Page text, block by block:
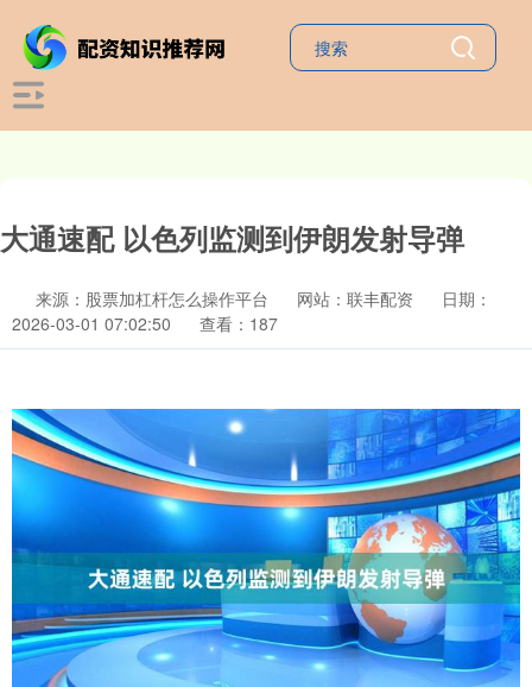
大通速配 以色列监测到伊朗发射导弹
来源：股票加杠杆怎么操作平台 网站：联丰配资
日期：
2026-03-01 07:02:50
查看：187